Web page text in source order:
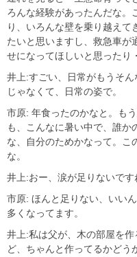
ろんな経験があったんだな。
り、いろんな壁を乗り越えて
たいと思いますし、救急車が
せになってほしいと思ったり
井上:すごい、日常がもうそ
じゃなくて、日常の姿で。
市原: 年食ったのかなと。も
も、こんなに暑い中で、誰か
な、自分のためかなって。こ
な。
井上:おー、涙が足りないです
市原: ほんと足りない、いい
多くなってます。
井上:私は父が、木の部屋を
ど、ちゃんと作ってるかどう